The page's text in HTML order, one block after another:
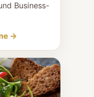
Business-
→